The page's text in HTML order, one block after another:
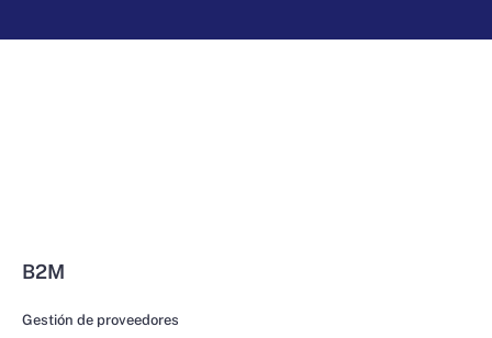
B2M
Gestión de proveedores